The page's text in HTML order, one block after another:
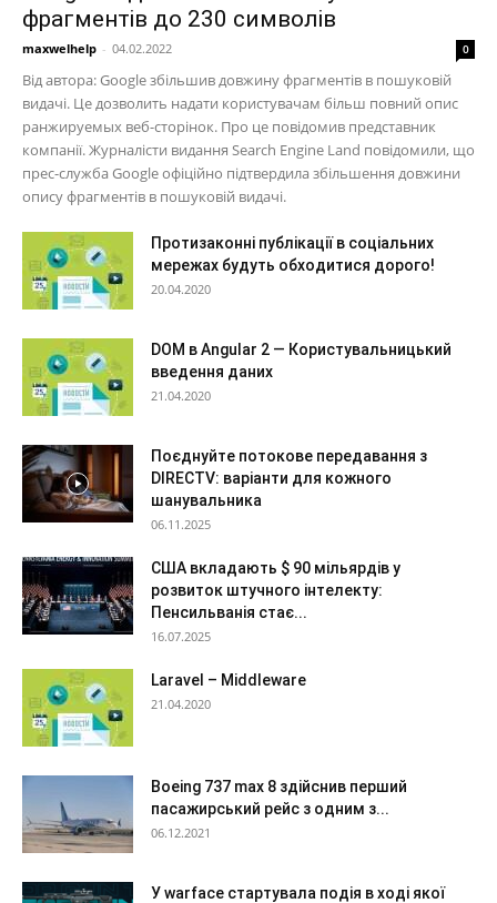
фрагментів до 230 символів
maxwelhelp - 04.02.2022 0
Від автора: Google збільшив довжину фрагментів в пошуковій
видачі. Це дозволить надати користувачам більш повний опис
ранжируемых веб-сторінок. Про це повідомив представник
компанії. Журналісти видання Search Engine Land повідомили, що
прес-служба Google офіційно підтвердила збільшення довжини
опису фрагментів в пошуковій видачі.
Протизаконні публікації в соціальних
мережах будуть обходитися дорого!
20.04.2020
DOM в Angular 2 — Користувальницький
введення даних
21.04.2020
Поєднуйте потокове передавання з
DIRECTV: варіанти для кожного
шанувальника
06.11.2025
США вкладають $ 90 мільярдів у
розвиток штучного інтелекту:
Пенсильванія стає...
16.07.2025
Laravel – Middleware
21.04.2020
Boeing 737 max 8 здійснив перший
пасажирський рейс з одним з...
06.12.2021
У warface стартувала подія в ході якої